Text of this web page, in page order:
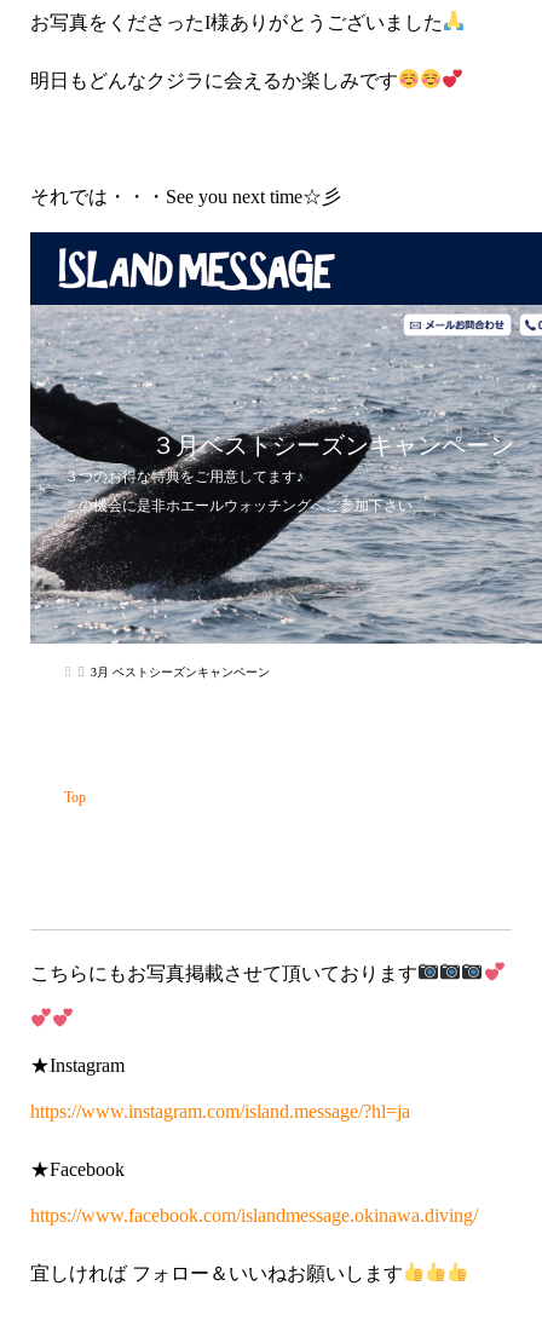
お写真をくださったI様ありがとうございました
明日もどんなクジラに会えるか楽しみです
それでは・・・See you next time☆彡
こちらにもお写真掲載させて頂いております
★Instagram
https://www.instagram.com/island.message/?hl=ja
★Facebook
https://www.facebook.com/islandmessage.okinawa.diving/
宜しければ フォロー＆いいねお願いします